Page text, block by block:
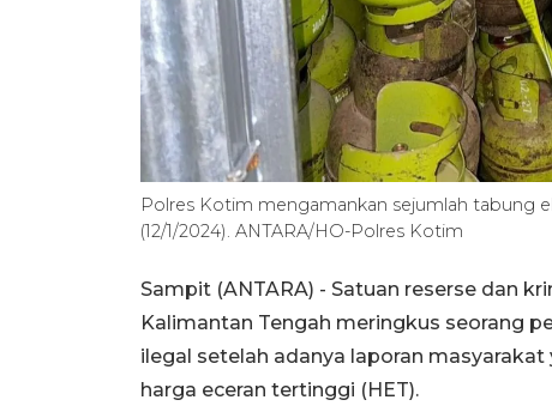
Polres Kotim mengamankan sejumlah tabung
(12/1/2024). ANTARA/HO-Polres Kotim
Sampit (ANTARA) - Satuan reserse dan
Kalimantan Tengah meringkus seorang
ilegal setelah adanya laporan
harga eceran tertinggi (HET).